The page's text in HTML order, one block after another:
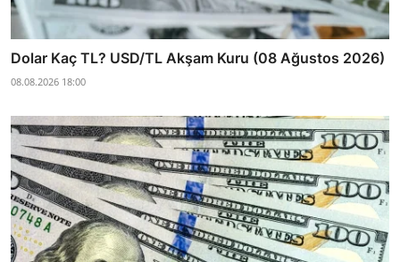
Dolar Kaç TL? USD/TL Akşam Kuru (08 Ağustos 2026)
08.08.2026 18:00